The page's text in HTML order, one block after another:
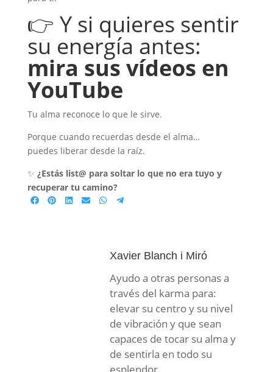
👉 Y si quieres sentir
su energía antes:
mira sus vídeos en
YouTube
Tu alma reconoce lo que le sirve.
Porque cuando recuerdas desde el alma…
puedes liberar desde la raíz.
✨ ¿Estás list@ para soltar lo que no era tuyo y
recuperar tu camino?
Compartir
CompartirCompartirCompartirCompartir
Compartir
Xavier Blanch i Miró
Ayudo a otras personas a
través del karma para:
elevar su centro y su nivel
de vibración y que sean
capaces de tocar su alma y
de sentirla en todo su